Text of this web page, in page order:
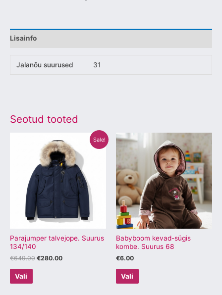
Lisainfo
Jalanõu suurused 31
Seotud tooted
Sale!
Parajumper talvejope. Suurus
134/140
€649.00
hind
oli:
€649.00.
€280.00
Praegune
hind
on:
€280.00.
Vali
tootel
on
mitu
varianti.
Valikuid
saab
teha
tootelehel.
Babyboom kevad-sügis
kombe. Suurus 68
€6.00
Vali
tootel
mitu
varianti.
Valikuid
saab
teha
tootelehel.